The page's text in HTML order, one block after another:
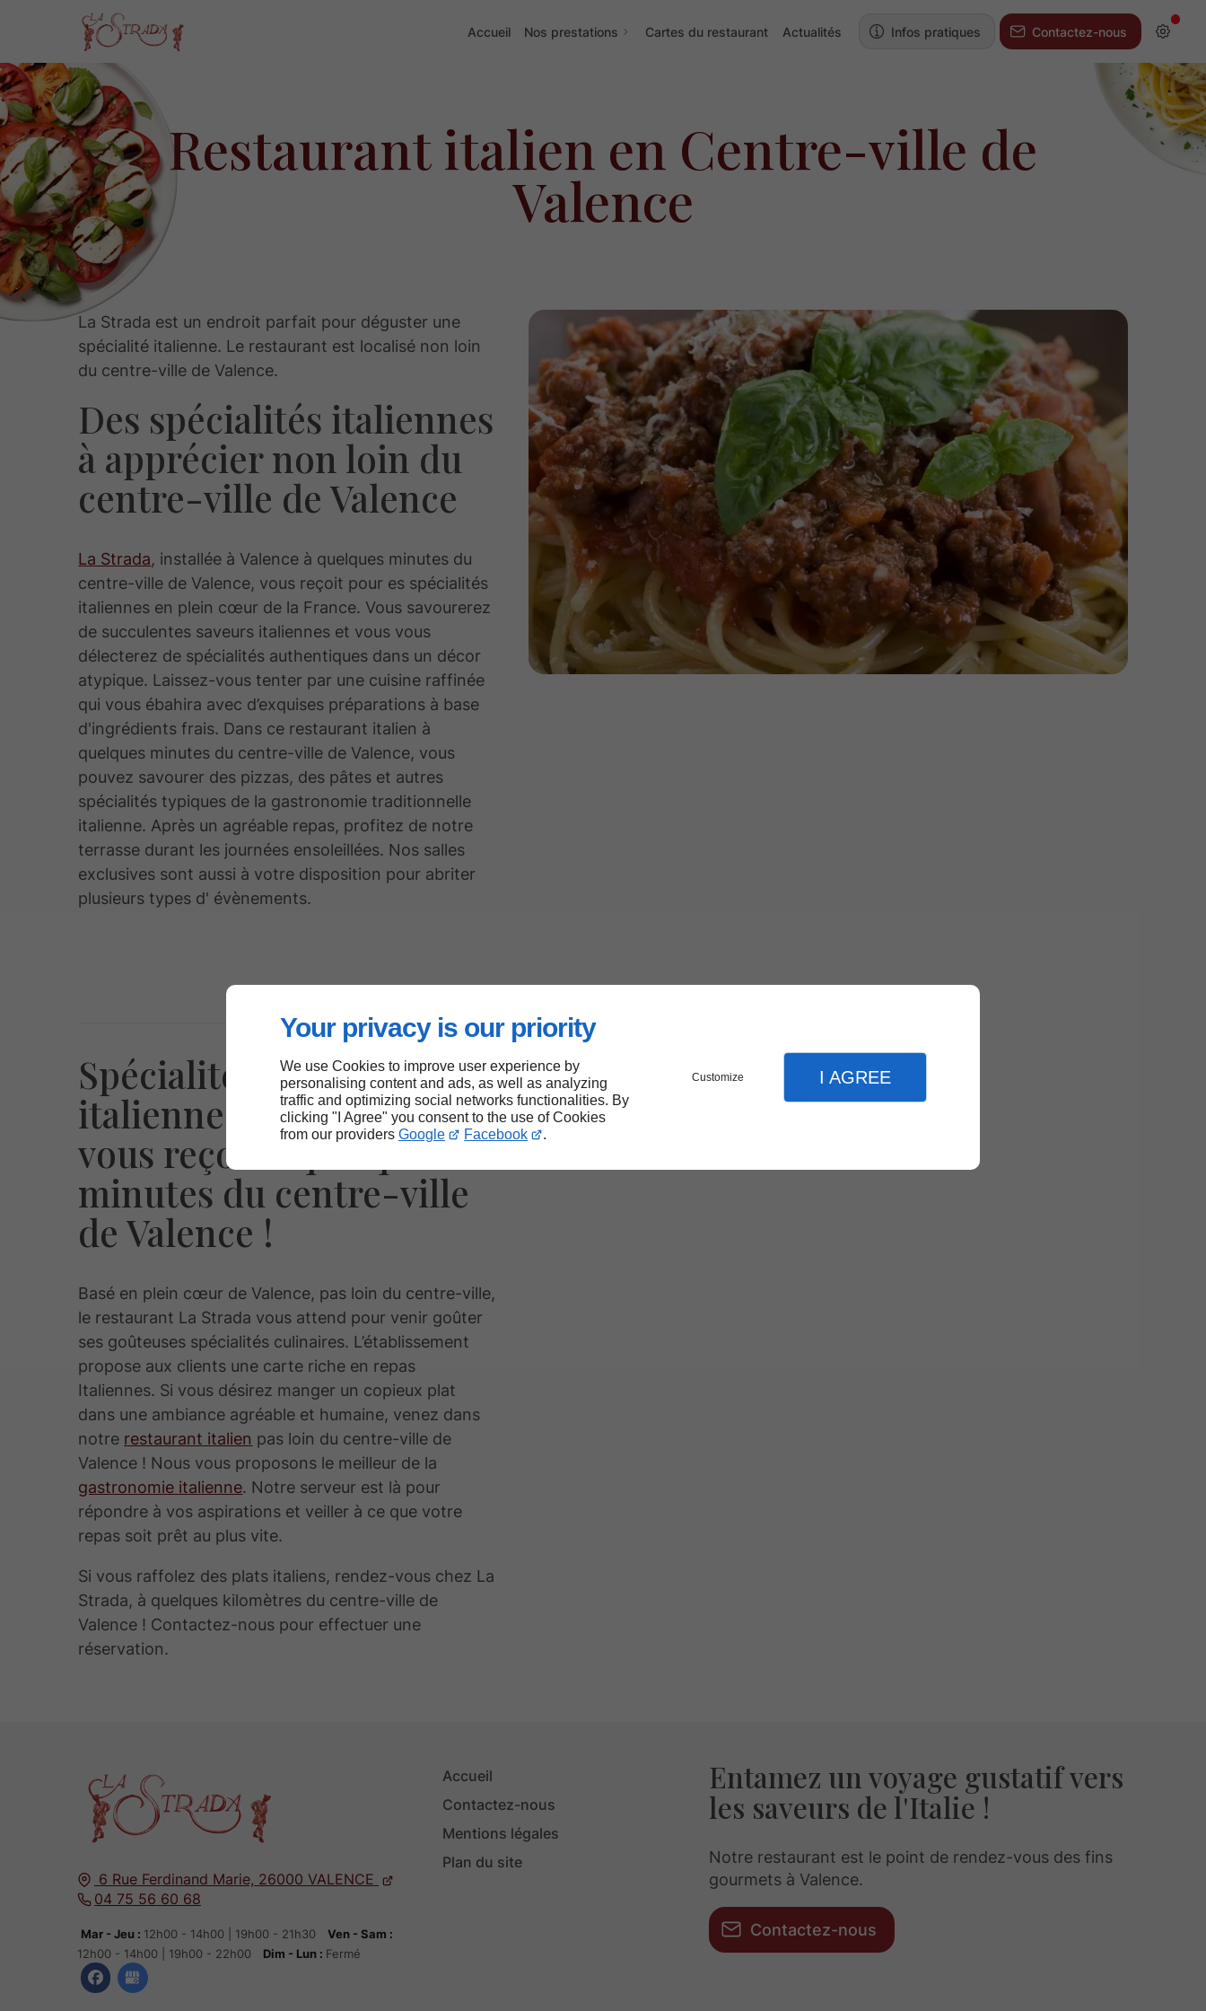
Your privacy is our priority
We use Cookies to improve user experience by
personalising content and ads, as well as analyzing
traffic and optimizing social networks functionalities. By
clicking "I Agree" you consent to the use of Cookies
from our providers Google Facebook .
Customize I AGREE
Accueil Nos prestations Cartes du restaurant Actualités Infos pratiques Contactez-nous
Restaurant italien en Centre-ville de
Valence
La Strada est un endroit parfait pour déguster une
spécialité italienne. Le restaurant est localisé non loin
du centre-ville de Valence.
Des spécialités italiennes
à apprécier non loin du
centre-ville de Valence
La Strada, installée à Valence à quelques minutes du
centre-ville de Valence, vous reçoit pour es spécialités
italiennes en plein cœur de la France. Vous savourerez
de succulentes saveurs italiennes et vous vous
délecterez de spécialités authentiques dans un décor
atypique. Laissez-vous tenter par une cuisine raffinée
qui vous ébahira avec d’exquises préparations à base
d'ingrédients frais. Dans ce restaurant italien à
quelques minutes du centre-ville de Valence, vous
pouvez savourer des pizzas, des pâtes et autres
spécialités typiques de la gastronomie traditionnelle
italienne. Après un agréable repas, profitez de notre
terrasse durant les journées ensoleillées. Nos salles
exclusives sont aussi à votre disposition pour abriter
plusieurs types d' évènements.
Spécialités culinaires
italiennes: La Strada
vous reçoit à quelques
minutes du centre-ville
de Valence !
Basé en plein cœur de Valence, pas loin du centre-ville,
le restaurant La Strada vous attend pour venir goûter
ses goûteuses spécialités culinaires. L’établissement
propose aux clients une carte riche en repas
Italiennes. Si vous désirez manger un copieux plat
dans une ambiance agréable et humaine, venez dans
notre restaurant italien pas loin du centre-ville de
Valence ! Nous vous proposons le meilleur de la
gastronomie italienne. Notre serveur est là pour
répondre à vos aspirations et veiller à ce que votre
repas soit prêt au plus vite.
Si vous raffolez des plats italiens, rendez-vous chez La
Strada, à quelques kilomètres du centre-ville de
Valence ! Contactez-nous pour effectuer une
réservation.
6 Rue Ferdinand Marie, 26000 VALENCE
04 75 56 60 68
Mar - Jeu : 12h00 - 14h00 | 19h00 - 21h30
Ven - Sam :
12h00 - 14h00 | 19h00 - 22h00
Dim - Lun : Fermé
Accueil
Contactez-nous
Mentions légales
Plan du site
Entamez un voyage gustatif vers
les saveurs de l'Italie !
Notre restaurant est le point de rendez-vous des fins
gourmets à Valence.
Contactez-nous